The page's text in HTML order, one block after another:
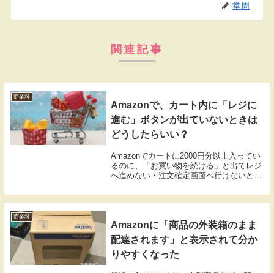
堂周
関連記事
商業科
Amazonで、カート内に「レジに
進む」ボタンが出ていないときは
どうしたらいい？
Amazonでカートに2000円分以上入ってい
るのに、「お買い物を続ける」と出てレジ
へ進めない・注文確定画面へ行けないとき
ない状況さきほどAmazonで買い物をしよ
うとしたら、合計で2000円分以上カー...
商業科
Amazonに「商品の外装箱のまま
配達されます」と表示されて分か
りやすくなった